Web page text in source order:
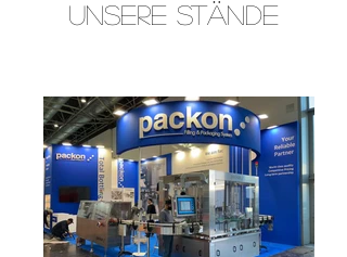
UNSERE STÄNDE